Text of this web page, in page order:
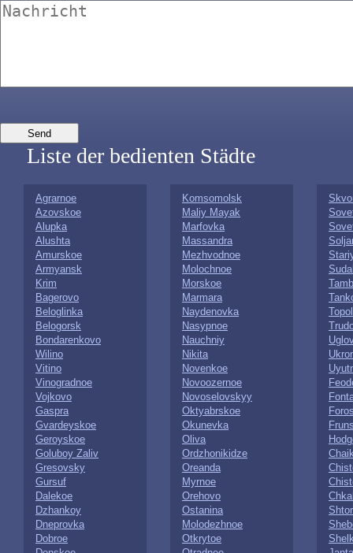
Liste der bedienten Städte
Agrarnoe
Azovskoe
Alupka
Alushta
Amurskoe
Armyansk
Krim
Bagerovo
Beloglinka
Belogorsk
Bondarenkovo
Wilino
Vitino
Vinogradnoe
Vojkovo
Gaspra
Gvardeyskoe
Geroyskoe
Goluboy Zaliv
Gresovsky
Gursuf
Dalekoe
Dzhankoy
Dneprovka
Dobroe
Komsomolsk
Maliy Mayak
Marfovka
Massandra
Mezhvodnoe
Molochnoe
Morskoe
Marmara
Naydenovka
Nasypnoe
Nauchniy
Nikita
Novenkoe
Novoozernoe
Novoselovskyy
Oktyabrskoe
Okunevka
Oliva
Ordzhonikidze
Oreanda
Myrnoe
Orehovo
Ostanina
Molodezhnoe
Otkrytoe